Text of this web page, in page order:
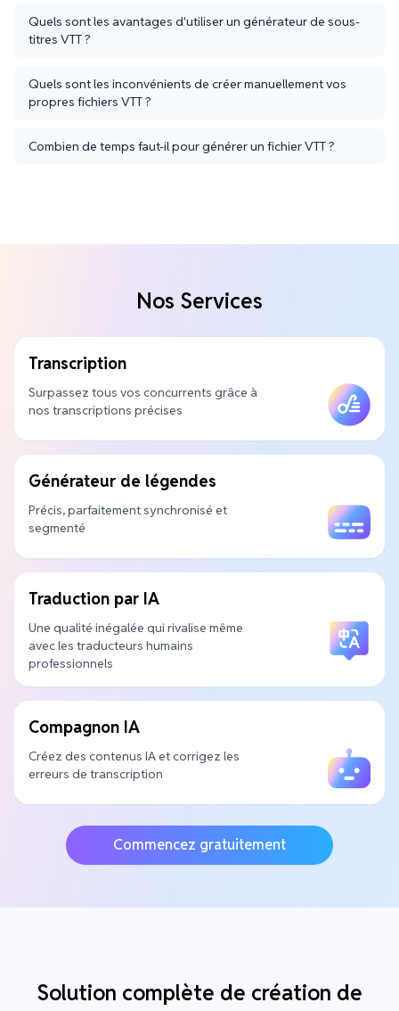
Quels sont les avantages d'utiliser un générateur de sous-
titres VTT ?
Quels sont les inconvénients de créer manuellement vos
propres fichiers VTT ?
Combien de temps faut-il pour générer un fichier VTT ?
Nos Services
Transcription
Surpassez tous vos concurrents grâce à
nos transcriptions précises
Générateur de légendes
Précis, parfaitement synchronisé et
segmenté
Traduction par IA
Une qualité inégalée qui rivalise même
avec les traducteurs humains
professionnels
Compagnon IA
Créez des contenus IA et corrigez les
erreurs de transcription
Commencez gratuitement
Solution complète de création de